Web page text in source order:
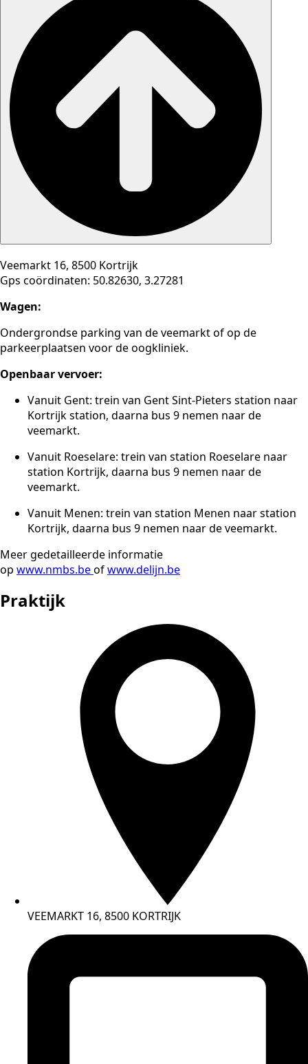
Veemarkt 16, 8500 Kortrijk
Gps coördinaten: 50.82630, 3.27281
Wagen:
Ondergrondse parking van de veemarkt of op de
parkeerplaatsen voor de oogkliniek.
Openbaar vervoer:
Vanuit Gent: trein van Gent Sint-Pieters station naar
Kortrijk station, daarna bus 9 nemen naar de
veemarkt.
Vanuit Roeselare: trein van station Roeselare naar
station Kortrijk, daarna bus 9 nemen naar de
veemarkt.
Vanuit Menen: trein van station Menen naar station
Kortrijk, daarna bus 9 nemen naar de veemarkt.
Meer gedetailleerde informatie
op www.nmbs.beofwww.delijn.be
Praktijk
VEEMARKT 16, 8500 KORTRIJK